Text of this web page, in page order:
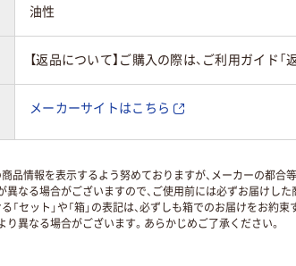
油性
【返品について】ご購入の際は、ご利用ガイド
メーカーサイトはこちら
品情報を表示するよう努めておりますが、メーカーの都合等
なる場合がございますので、ご使用前には必ずお届けし
「セット」や「箱」の表記は、必ずしも箱でのお届けをお約束
異なる場合がございます。あらかじめご了承ください。